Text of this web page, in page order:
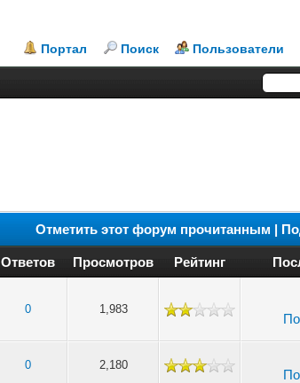
Портал Поиск Пользователи
Отметить этот форум прочитанным |
Ответов Просмотров Рейтинг
0 1,983
0 2,180